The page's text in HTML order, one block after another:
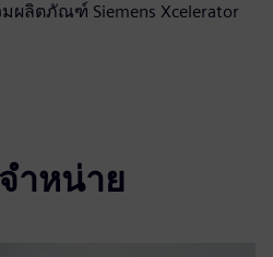
ผลิตภัณฑ์ Siemens Xcelerator
หน่าย